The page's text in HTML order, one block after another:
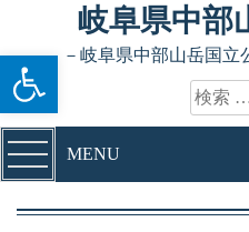
ツールバーを開く
Skip to content岐阜県中部
－岐阜県中部山岳国立
検索:
MENU